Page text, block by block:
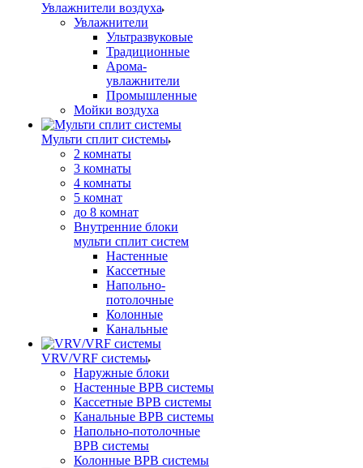
Увлажнители воздуха
Увлажнители
Ультразвуковые
Традиционные
Арома-
увлажнители
Промышленные
Мойки воздуха
Мульти сплит системы
2 комнаты
3 комнаты
4 комнаты
5 комнат
до 8 комнат
Внутренние блоки
мульти сплит систем
Настенные
Кассетные
Напольно-
потолочные
Колонные
Канальные
VRV/VRF системы
Наружные блоки
Настенные ВРВ системы
Кассетные ВРВ системы
Канальные ВРВ системы
Напольно-потолочные
ВРВ системы
Колонные ВРВ системы